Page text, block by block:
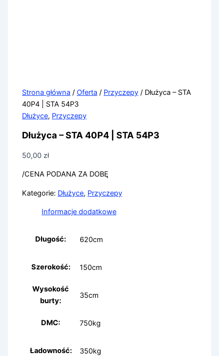
Strona główna /Oferta / Przyczepy / Dłużyca – STA
40P4 | STA 54P3
Dłużyce, Przyczepy
Dłużyca – STA 40P4 | STA 54P3
50,00zł
/CENA PODANA ZA DOBĘ
Kategorie: Dłużyce, Przyczepy
Informacje dodatkowe
Długość: 620cm
Szerokość: 150cm
Wysokość
burty:
35cm
DMC: 750kg
Ładowność: 350kg​